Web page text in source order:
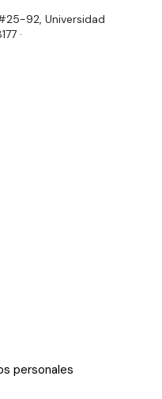
92, Universidad
·
personales